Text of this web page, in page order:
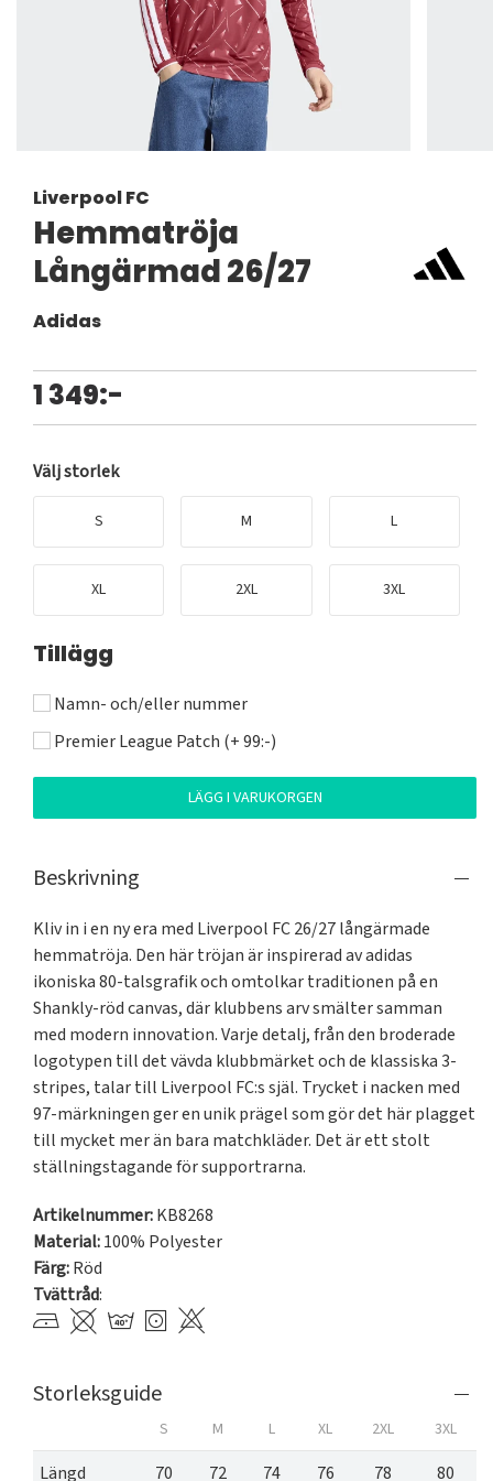
Liverpool FC
Hemmatröja
Långärmad 26/27
Adidas
1 349:-
Välj storlek
S M L
XL 2XL 3XL
Tillägg
Namn- och/eller nummer
Premier League Patch (+ 99:-)
LÄGG I VARUKORGEN
Beskrivning
Kliv in i en ny era med Liverpool FC 26/27 långärmade
hemmatröja. Den här tröjan är inspirerad av adidas
ikoniska 80-talsgrafik och omtolkar traditionen på en
Shankly-röd canvas, där klubbens arv smälter samman
med modern innovation. Varje detalj, från den broderade
logotypen till det vävda klubbmärket och de klassiska 3-
stripes, talar till Liverpool FC:s själ. Trycket i nacken med
97-märkningen ger en unik prägel som gör det här plagget
till mycket mer än bara matchkläder. Det är ett stolt
ställningstagande för supportrarna.
Artikelnummer:KB8268
Material:100% Polyester
Färg:Röd
Tvättråd:
Storleksguide
S M L XL 2XL 3XL
Längd 70 72 74 76 78 80